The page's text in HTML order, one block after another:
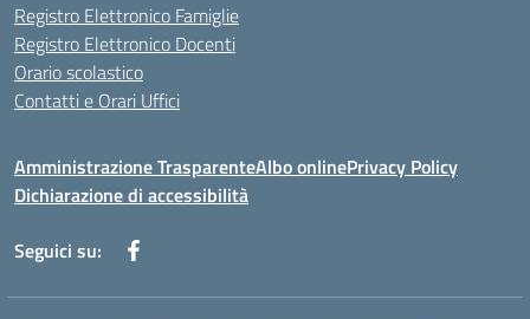
Registro Elettronico Famiglie
Registro Elettronico Docenti
Orario scolastico
Contatti e Orari Uffici
Amministrazione TrasparenteAlbo onlinePrivacy Policy
Dichiarazione di accessibilità
Seguici su: